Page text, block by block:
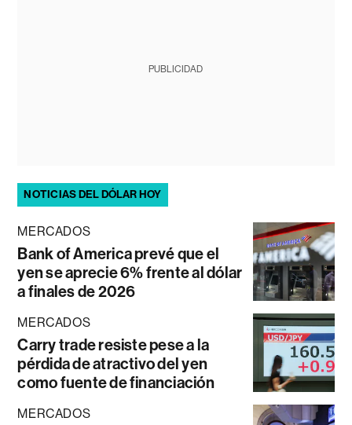
PUBLICIDAD
NOTICIAS DEL DÓLAR HOY
MERCADOS
Bank of America prevé que el
yen se aprecie 6% frente al dólar
a finales de 2026
MERCADOS
Carry trade resiste pese a la
pérdida de atractivo del yen
como fuente de financiación
MERCADOS